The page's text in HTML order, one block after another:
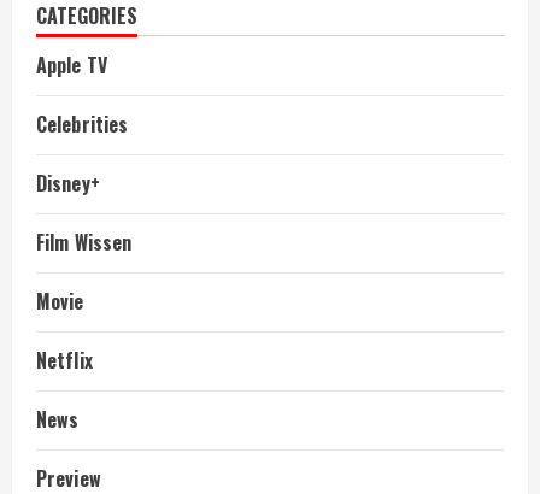
CATEGORIES
Apple TV
Celebrities
Disney+
Film Wissen
Movie
Netflix
News
Preview